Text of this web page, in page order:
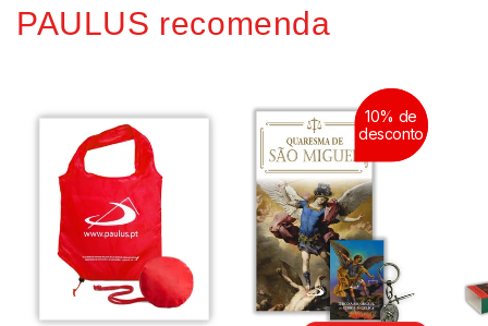
PAULUS recomenda
10% de
desconto
10% de
desconto